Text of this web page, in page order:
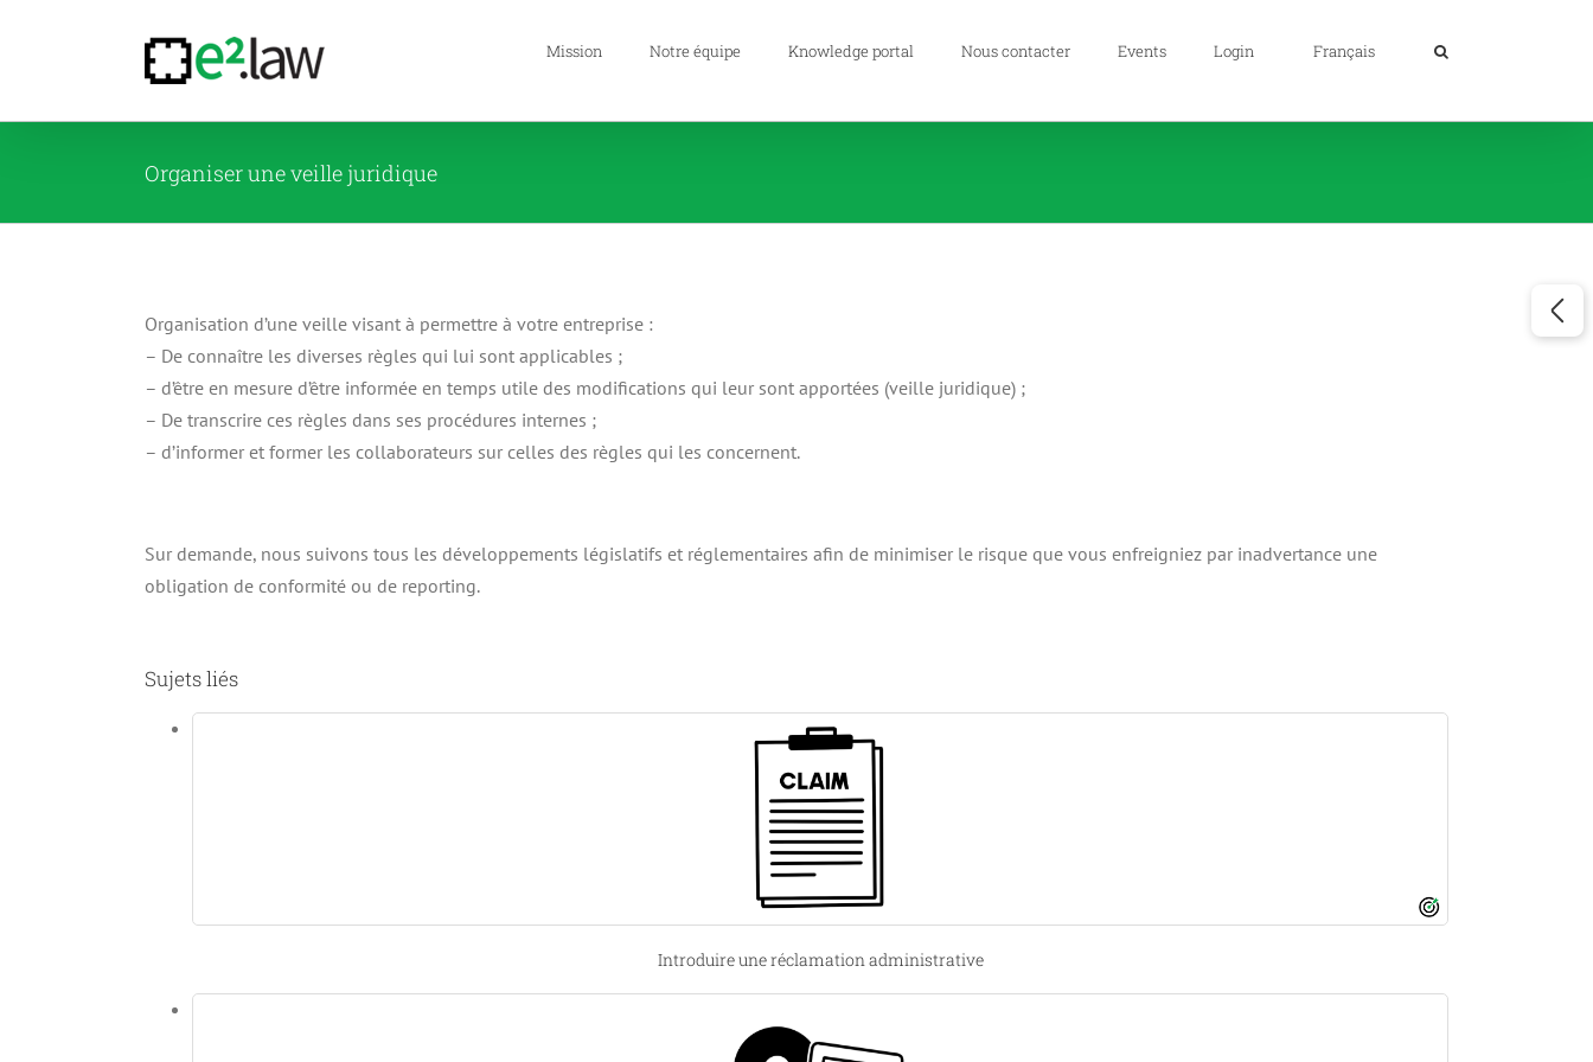
Mission Notre équipe Knowledge portal Nous contacter Events Login Français
Organiser une veille juridique
Organisation d’une veille visant à permettre à votre entreprise :
– De connaître les diverses règles qui lui sont applicables ;
– d’être en mesure d’être informée en temps utile des modifications qui leur sont apportées (veille juridique) ;
– De transcrire ces règles dans ses procédures internes ;
– d’informer et former les collaborateurs sur celles des règles qui les concernent.
Sur demande, nous suivons tous les développements législatifs et réglementaires afin de minimiser le risque que vous enfreigniez par inadvertance une
obligation de conformité ou de reporting.
Sujets liés
Introduire une réclamation administrative